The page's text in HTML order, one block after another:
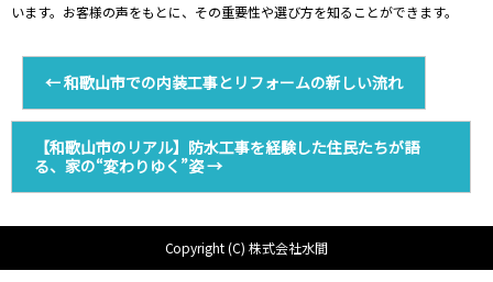
います。お客様の声をもとに、その重要性や選び方を知ることができます。
←和歌山市での内装工事とリフォームの新しい流れ
【和歌山市のリアル】防水工事を経験した住民たちが語
る、家の“変わりゆく”姿→
Copyright (C) 株式会社水間